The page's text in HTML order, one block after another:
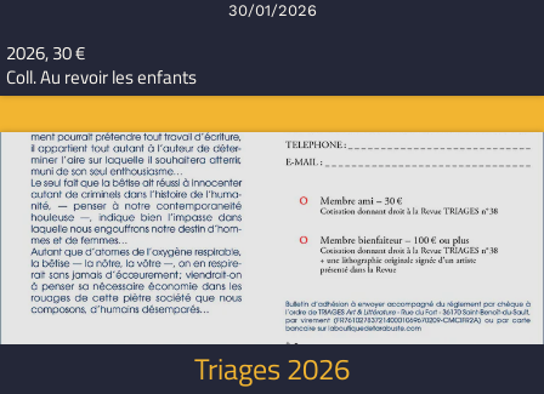
30/01/2026
2026, 30 €
Coll. Au revoir les enfants
Triages 2026